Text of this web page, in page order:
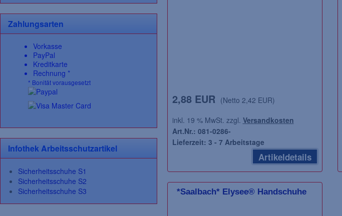
2,88 EUR (Netto 2,42 EUR)
inkl. 19 % MwSt. zzgl. Versandkosten
Art.Nr.: 081-0286-
Lieferzeit: 3 - 7 Arbeitstage
Artikeldetails
*Saalbach* Elysee® Handschuhe
Zahlungsarten
Vorkasse
PayPal
Kreditkarte
Rechnung *
* Bonität vorausgesetzt
Infothek Arbeitsschutzartikel
Sicherheitsschuhe S1
Sicherheitsschuhe S2
Sicherheitsschuhe S3